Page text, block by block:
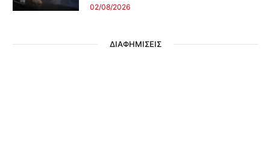
02/08/2026
ΔΙΑΦΗΜΙΣΕΙΣ